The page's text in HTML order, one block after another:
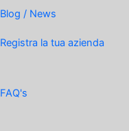
Blog / News
Registra la tua azienda
FAQ's